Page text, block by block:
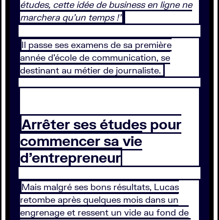
études, cette idée de business en ligne ne
marchera qu’un temps !”
Il passe ses examens de sa première
année d’école de communication, se
destinant au métier de journaliste.
Arrêter ses études pour
commencer sa vie
d’entrepreneur
Mais malgré ses bons résultats, Lucas
retombe après quelques mois dans un
engrenage et ressent un vide au fond de